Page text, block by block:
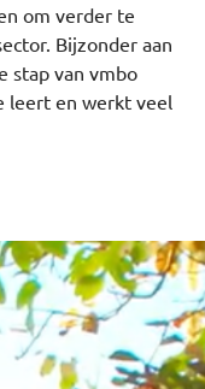
om verder te
Bijzonder aan
stap van vmbo
leert en werkt veel